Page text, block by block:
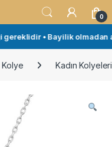
0
• Bayilik olmadan
Kolye Kadın Kolyeleri